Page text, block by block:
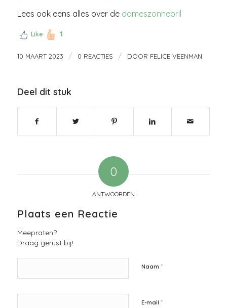
Lees ook eens alles over de dameszonnebril
Like 1
10 MAART 2023 / 0 REACTIES / DOOR FELICE VEENMAN
Deel dit stuk
0
ANTWOORDEN
Plaats een Reactie
Meepraten?
Draag gerust bij!
Naam *
E-mail *